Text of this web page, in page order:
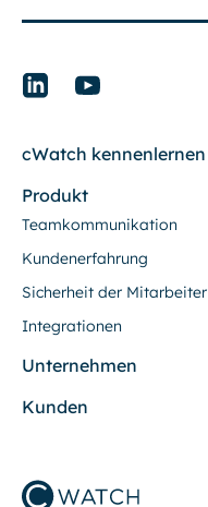
cWatch kennenlernen
Produkt
Teamkommunikation
Kundenerfahrung
Sicherheit der Mitarbeiter
Integrationen
Unternehmen
Kunden